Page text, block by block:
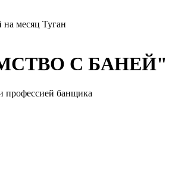
месяц Туган
С БАНЕЙ"
профессией банщика